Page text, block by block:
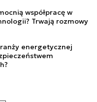
współpracę w
Trwają rozmowy
energetycznej